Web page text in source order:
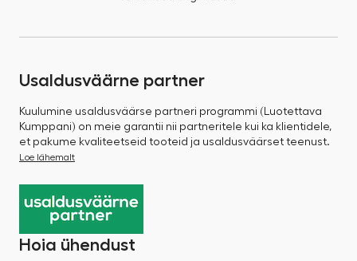
Usaldusväärne partner
Kuulumine usaldusväärse partneri programmi (Luotettava
Kumppani) on meie garantii nii partneritele kui ka klientidele,
et pakume kvaliteetseid tooteid ja usaldusväärset teenust.
Loe lähemalt
Hoia ühendust